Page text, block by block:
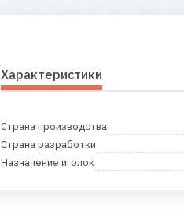
Характеристики
Страна производства
Страна разработки
Назначение иголок